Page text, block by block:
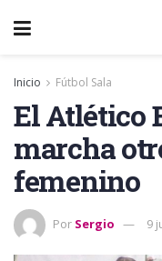
Inicio Fútbol Sala
El Atlético
marcha
femenino
Por Sergio 9